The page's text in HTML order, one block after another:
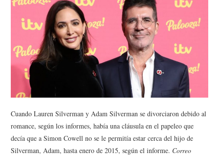
SOCIETY
SPORTS
TECHNOLOGY
Cuando Lauren Silverman y Adam Silverman se divorciaron debido al
romance, según los informes, había una cláusula en el papeleo que
decía que a Simon Cowell no se le permitía estar cerca del hijo de
Silverman, Adam, hasta enero de 2015, según el informe. Correo